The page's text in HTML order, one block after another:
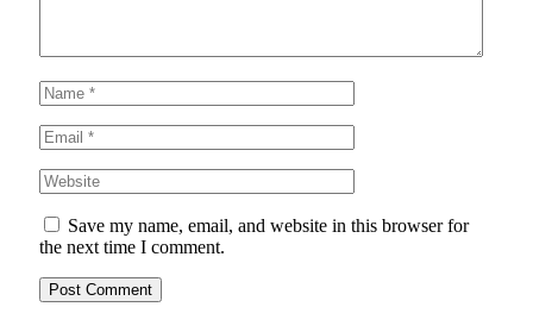
Save my name, email, and website in this browser for
the next time I comment.